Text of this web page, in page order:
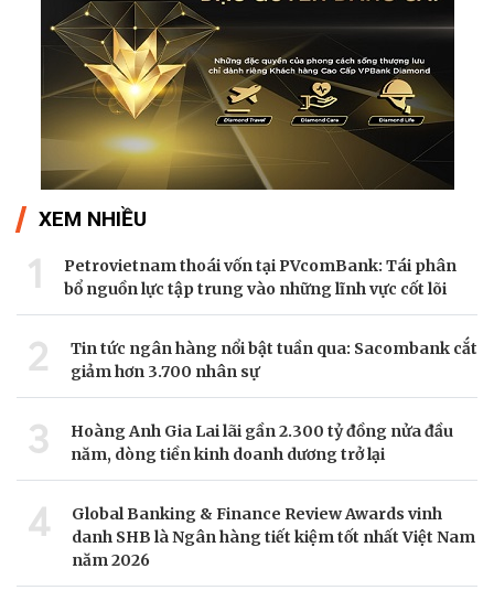
XEM NHIỀU
1
Petrovietnam thoái vốn tại PVcomBank: Tái phân
bổ nguồn lực tập trung vào những lĩnh vực cốt lõi
2
Tin tức ngân hàng nổi bật tuần qua: Sacombank cắt
giảm hơn 3.700 nhân sự
3
Hoàng Anh Gia Lai lãi gần 2.300 tỷ đồng nửa đầu
năm, dòng tiền kinh doanh dương trở lại
4
Global Banking & Finance Review Awards vinh
danh SHB là Ngân hàng tiết kiệm tốt nhất Việt Nam
năm 2026